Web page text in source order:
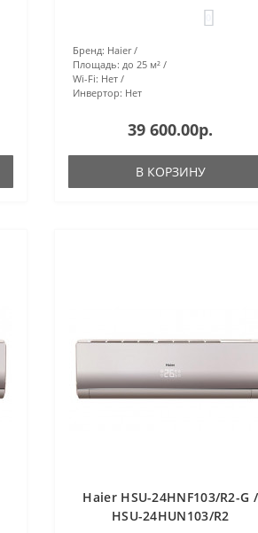
Бренд: Haier
Площадь: до 25 м²
Wi-Fi: Нет
Инвертор: Нет
39 600.00р.
В КОРЗИНУ
Haier HSU-24HNF103/R2-G /
HSU-24HUN103/R2